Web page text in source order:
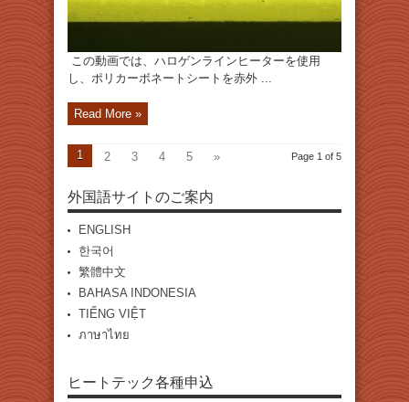
この動画では、ハロゲンラインヒーターを使用
し、ポリカーボネートシートを赤外 ...
Read More »
Page 1 of 5
1 2 3 4 5 »
外国語サイトのご案内
ENGLISH
한국어
繁體中文
BAHASA INDONESIA
TIẾNG VIỆT
ภาษาไทย
ヒートテック各種申込